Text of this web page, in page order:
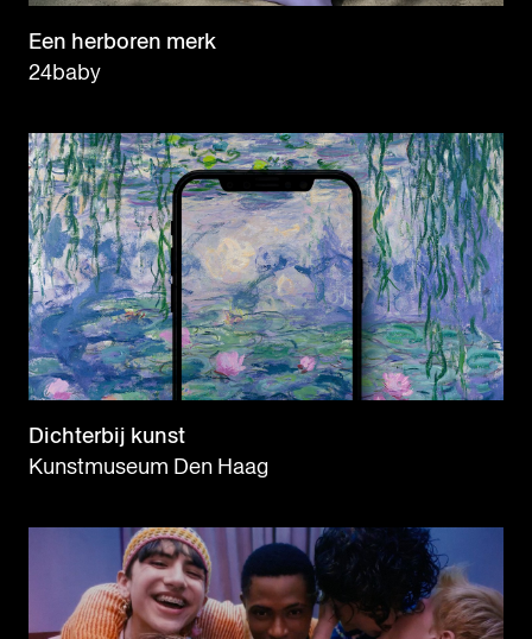
Een herboren merk
24baby
Dichterbij kunst
Kunstmuseum Den Haag
OVER